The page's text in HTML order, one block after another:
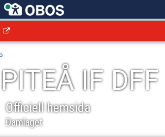
PITEÅ IF DFF
Officiell hemsida
Damlaget